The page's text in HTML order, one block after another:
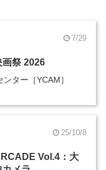
7/29
祭 2026
ター［YCAM］
25/10/8
Vol.4：大